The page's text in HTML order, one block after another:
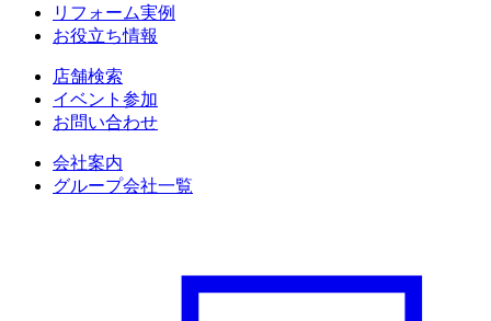
リフォーム実例
お役立ち情報
店舗検索
イベント参加
お問い合わせ
会社案内
グループ会社一覧